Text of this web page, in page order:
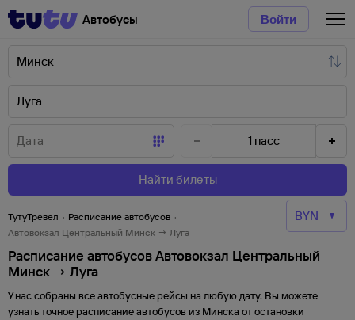
Автобусы Войти
1 пасс
Найти билеты
ТутуТревел · Расписание автобусов ·
Автовокзал Центральный Минск → Луга
Расписание автобусов Автовокзал Центральный
Минск → Луга
У нас собраны все автобусные рейсы на любую дату. Вы можете
узнать точное расписание автобусов из Минска отостановки